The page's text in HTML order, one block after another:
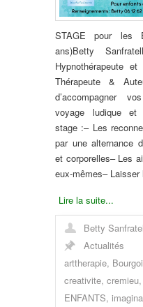
STAGE pour les
ans)Betty
Hypnothérapeute
Thérapeute &
d’accompagner
voyage ludique et
stage :– Les
par une alternance
et corporelles– Les
eux-mêmes–
Lire la suite...
Betty
Actualités
arttherapie,
creativite, cremieu,
ENFANTS,